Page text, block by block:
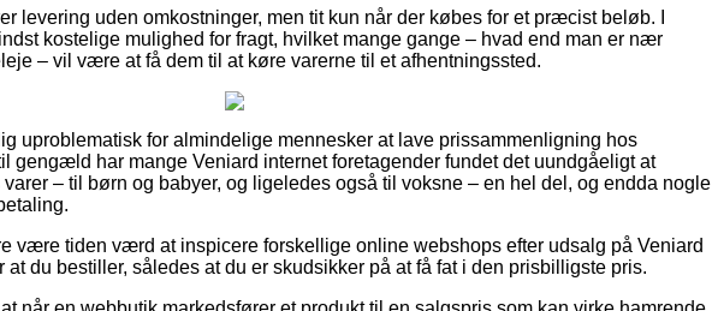
levering uden omkostninger, men tit kun når der købes for et præcist beløb. I
kostelige mulighed for fragt, hvilket mange gange – hvad end man er nær
– vil være at få dem til at køre varerne til et afhentningssted.
uproblematisk for almindelige mennesker at lave prissammenligning hos
gengæld har mange Veniard internet foretagender fundet det uundgåeligt at
– til børn og babyer, og ligeledes også til voksne – en hel del, og endda nogle
være tiden værd at inspicere forskellige online webshops efter udsalg på Veniard
at du bestiller, således at du er skudsikker på at få fat i den prisbilligste pris.